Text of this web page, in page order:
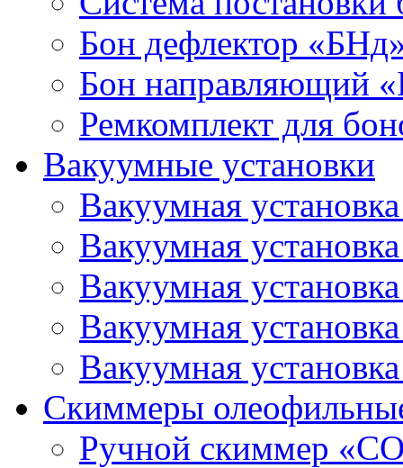
Бон дефлектор
Бон направляющий
Ремкомплект для
Вакуумные установки
Вакуумная
Вакуумная
Вакуумная
Вакуумная
Вакуумная
Скиммеры
Ручной скиммер